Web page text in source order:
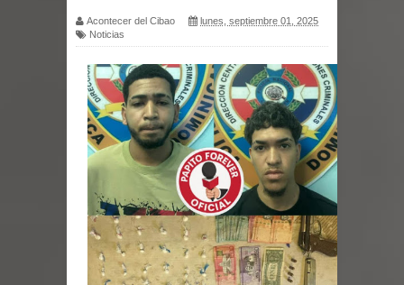
Acontecer del Cibao
lunes, septiembre 01, 2025
Noticias